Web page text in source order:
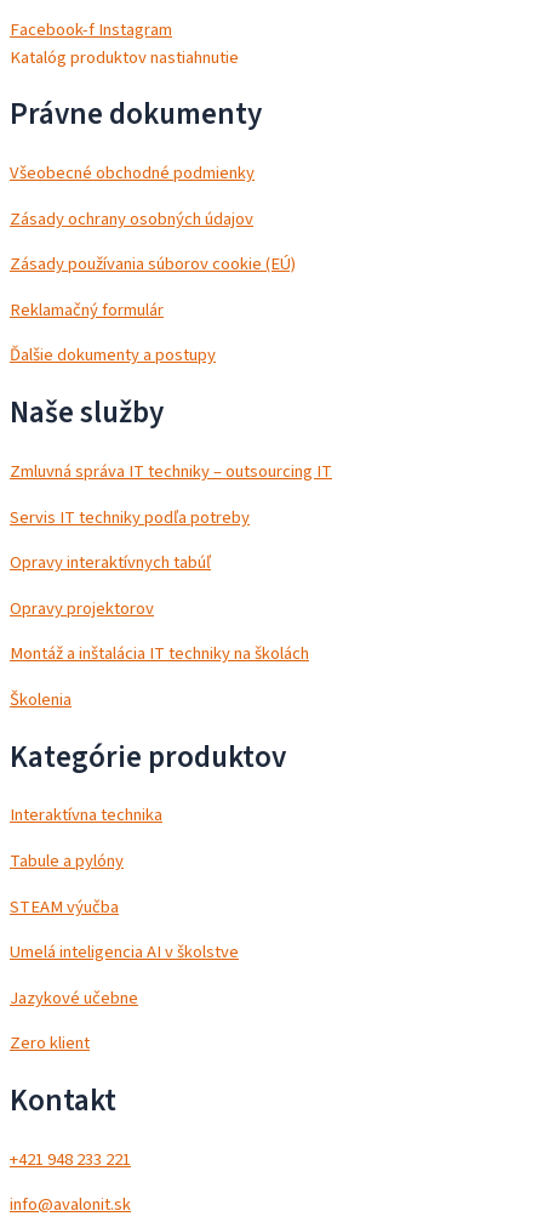
Facebook-fInstagram
Katalóg produktov nastiahnutie
Právne dokumenty
Všeobecné obchodné podmienky
Zásady ochrany osobných údajov
Zásady používania súborov cookie (EÚ)
Reklamačný formulár
Ďalšie dokumenty a postupy
Naše služby
Zmluvná správa IT techniky – outsourcing IT
Servis IT techniky podľa potreby
Opravy interaktívnych tabúľ
Opravy projektorov
Montáž a inštalácia IT techniky na školách
Školenia
Kategórie produktov
Interaktívna technika
Tabule a pylóny
STEAM výučba
Umelá inteligencia AI v školstve
Jazykové učebne
Zero klient
Kontakt
+421 948 233 221
info@avalonit.sk